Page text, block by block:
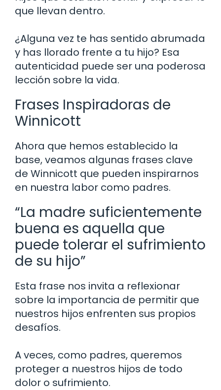
que llevan dentro.
¿Alguna vez te has sentido abrumada
y has llorado frente a tu hijo? Esa
autenticidad puede ser una poderosa
lección sobre la vida.
Frases Inspiradoras de
Winnicott
Ahora que hemos establecido la
base, veamos algunas frases clave
de Winnicott que pueden inspirarnos
en nuestra labor como padres.
“La madre suficientemente
buena es aquella que
puede tolerar el sufrimiento
de su hijo”
Esta frase nos invita a reflexionar
sobre la importancia de permitir que
nuestros hijos enfrenten sus propios
desafíos.
A veces, como padres, queremos
proteger a nuestros hijos de todo
dolor o sufrimiento.